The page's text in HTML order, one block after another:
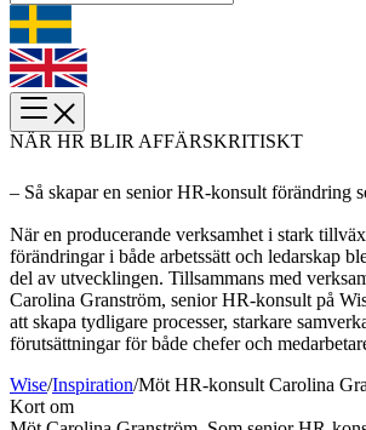
NÄR HR BLIR AFFÄRSKRITISKT
– Så skapar en senior HR-konsult förändring
När en producerande verksamhet i stark
förändringar i både arbetssätt och ledarskap
del av utvecklingen. Tillsammans med
Carolina Granström, senior HR-konsult på
att skapa tydligare processer, starkare
förutsättningar för både chefer och
Wise/Inspiration/Möt HR-konsult Carolina
Kort om